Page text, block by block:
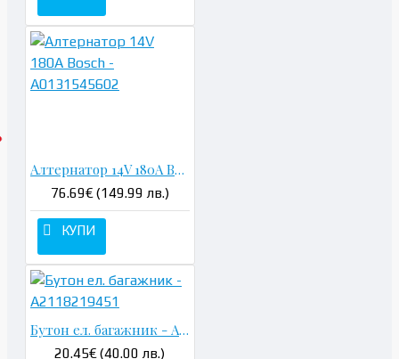
Алтернатор 14V 180A Bosch - A0131545602
76.69€ (149.99 лв.)
КУПИ
Бутон ел. багажник - A2118219451
20.45€ (40.00 лв.)